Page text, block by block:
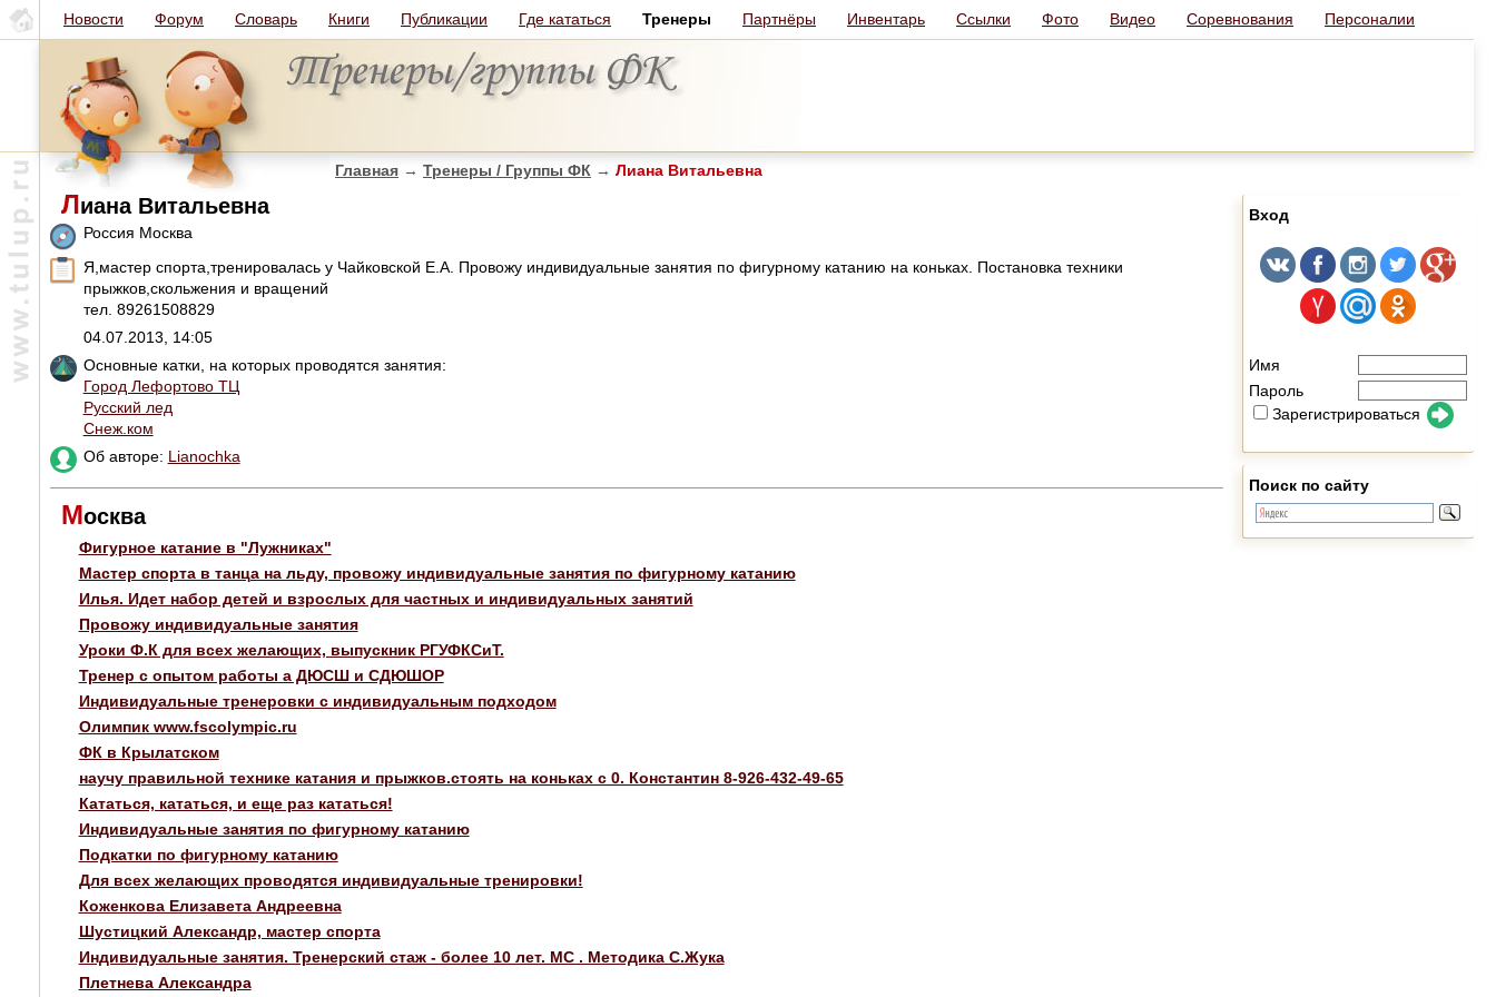
Новости Форум Словарь Книги Публикации Где кататься Тренеры Партнёры Инвентарь Ссылки Фото Видео Соревнования Персоналии
Главная → Тренеры / Группы ФК → Лиана Витальевна
Лиана Витальевна
Россия Москва
Я,мастер спорта,тренировалась у Чайковской Е.А. Провожу индивидуальные занятия по фигурному катанию на коньках. Постановка техники
прыжков,скольжения и вращений
тел. 89261508829
04.07.2013, 14:05
Основные катки, на которых проводятся занятия:
Город Лефортово ТЦ
Русский лед
Снеж.ком
Об авторе: Lianochka
Москва
Фигурное катание в "Лужниках"
Мастер спорта в танца на льду, провожу индивидуальные занятия по фигурному катанию
Илья. Идет набор детей и взрослых для частных и индивидуальных занятий
Провожу индивидуальные занятия
Уроки Ф.К для всех желающих, выпускник РГУФКСиТ.
Тренер с опытом работы а ДЮСШ и СДЮШОР
Индивидуальные тренеровки с индивидуальным подходом
Олимпик www.fscolympic.ru
ФК в Крылатском
научу правильной технике катания и прыжков.стоять на коньках с 0. Константин 8-926-432-49-65
Кататься, кататься, и еще раз кататься!
Индивидуальные занятия по фигурному катанию
Подкатки по фигурному катанию
Для всех желающих проводятся индивидуальные тренировки!
Коженкова Елизавета Андреевна
Шустицкий Александр, мастер спорта
Индивидуальные занятия. Тренерский стаж - более 10 лет. МС . Методика С.Жука
Плетнева Александра
Вход
Имя
Пароль
Зарегистрироваться
Поиск по сайту